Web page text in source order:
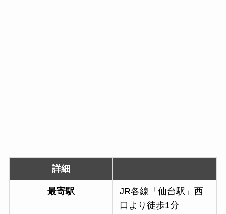
詳細
最寄駅
JR各線「仙台駅」西
口より徒歩1分